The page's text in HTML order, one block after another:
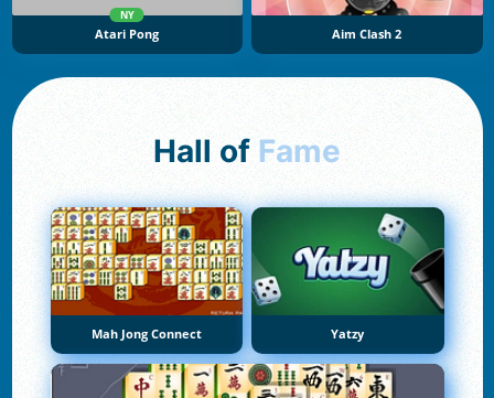
NY
Atari Pong Aim Clash 2
Hall of Fame
Mah Jong Connect Yatzy